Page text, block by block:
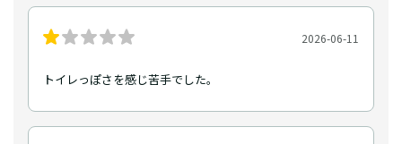
2026-06-11
トイレっぽさを感じ苦手でした。